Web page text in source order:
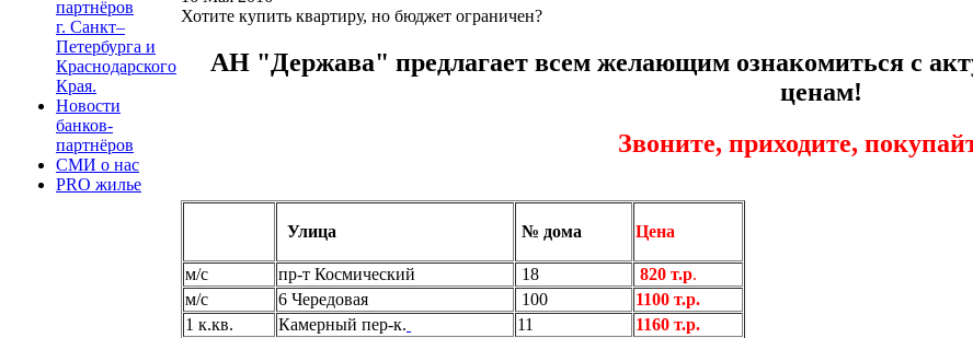
партнёров
г. Санкт–
Петербурга и
Краснодарского
Края.
Новости
банков-
партнёров
СМИ о нас
PRO жилье
Хотите купить квартиру, но бюджет ограничен?
АН "Держава" предлагает всем желающим ознакомиться с
ценам!
Звоните, приходите,
Улица № дома Цена
м/с пр-т Космический 18 820 т.р.
м/с
6 Чередовая 100
1100 т.р.
1 к.кв.
Камерный пер-к. 11
1160 т.р.